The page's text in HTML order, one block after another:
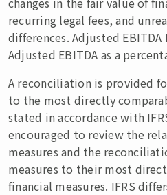
recurring legal fees, and
differences. Adjusted EBITDA
Adjusted EBITDA as a
A reconciliation is provided
to the most directly
stated in accordance with
encouraged to review the
measures and the
measures to their most
financial measures. IFRS